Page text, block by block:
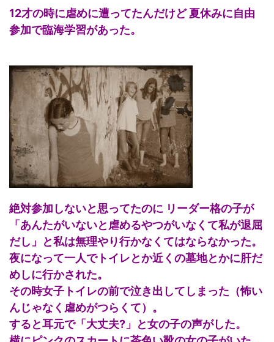
12才の時に虐めに遭ってたんだけど 夏休みに自由
参加で臨海学習があった。
絶対参加しないと思ってたのに リーダー格の子が
「あんたがいないと虐めるやつがいなくて私が退屈
だし」と私は無理やり行かなくてはならなかった。
夜になって一人でトイレとか近くの墓地とかに肝だ
めしに行かされた。
その時女子トイレの前で泣き出してしまった（怖い
んじゃなく虐めがつらくて）。
すると耳元で「大丈夫?」と女の子の声がした。